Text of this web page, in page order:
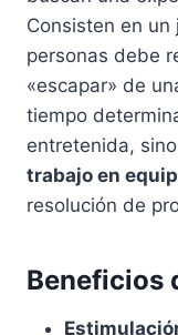
Consisten en un
personas debe
«escapar» de
tiempo
entretenida,
trabajo en
resolución de
Beneficios